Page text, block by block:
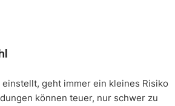
geht immer ein kleines Risiko
können teuer, nur schwer zu